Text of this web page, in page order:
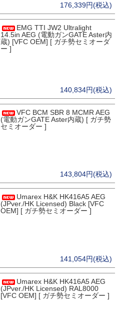
176,339円(税込)
EMG TTI JW2 Ultralight
14.5in AEG (電動ガンGATE Aster内
蔵) [VFC OEM] [ ガチ勢セミオーダ
ー ]
140,834円(税込)
VFC BCM SBR 8 MCMR AEG
(電動ガンGATE Aster内蔵) [ ガチ勢
セミオーダー ]
143,804円(税込)
Umarex H&K HK416A5 AEG
(JPver./HK Licensed) Black [VFC
OEM] [ ガチ勢セミオーダー ]
141,054円(税込)
Umarex H&K HK416A5 AEG
(JPver./HK Licensed) RAL8000
[VFC OEM] [ ガチ勢セミオーダー ]